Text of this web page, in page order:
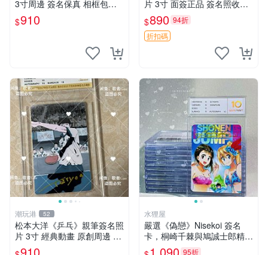
3寸周邊 簽名保真 相框包裝
貓眼三姐妹 北條司 周邊 貓眼
三姐妹 簽名照 包裝相框
$910
片 3寸 面簽正品 簽名照收藏
推薦 電腦 動畫 原創漫畫
$890 94折
折扣碼
潮玩港 52
松本大洋《乒乓》親筆簽名照
片 3寸 經典動畫 原創周邊 經
典動漫 周邊收藏 照片卡磚
水狸屋
嚴選《偽戀》Nisekoi 簽名
卡，桐崎千棘與鳩誠士郎精美
周邊，3寸日版中古帶原裝卡
95折